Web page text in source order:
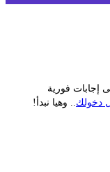
فورية
.. وهيا نبدأ!